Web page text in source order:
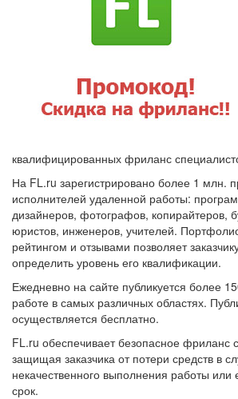
квалифицированных фриланс
На FL.ru зарегистрировано более 1 млн.
исполнителей удаленной работы:
дизайнеров, фотографов, копирайтеров,
юристов, инженеров, учителей.
рейтингом и отзывами позволяет
определить уровень его квалификации.
Ежедневно на сайте публикуется более
работе в самых различных областях.
осуществляется бесплатно.
FL.ru обеспечивает безопасное фриланс
защищая заказчика от потери средств в
некачественного выполнения работы
срок.